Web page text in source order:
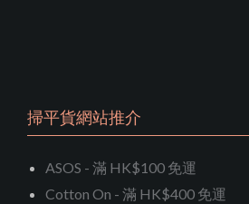
掃平貨網站推介
ASOS - 滿 HK$100 免運
Cotton On - 滿 HK$400 免運